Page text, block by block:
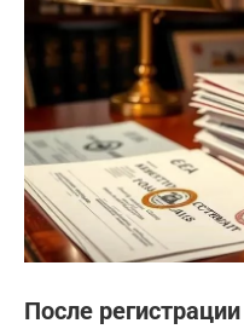
После регистрации